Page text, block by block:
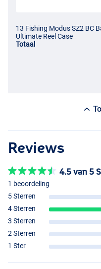
13 Fishing Modus SZ2 BC
Ultimate Reel Case
Totaal
Reviews
4.5 van 5
1 beoordeling
5 Sterren
4 Sterren
3 Sterren
2 Sterren
1 Ster